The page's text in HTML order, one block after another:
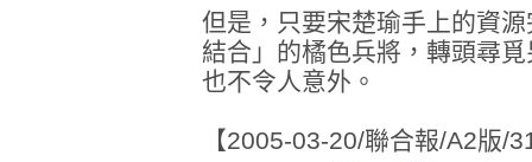
但是，只要宋楚瑜手上的資
結合」的橘色兵將，轉頭尋
也不令人意外。
【2005-03-20/聯合報/A2版/